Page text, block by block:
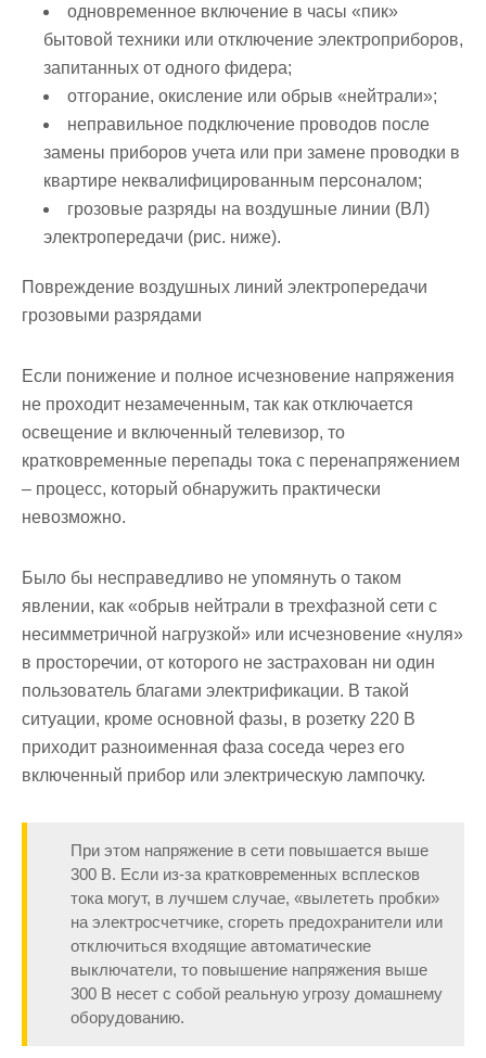
одновременное включение в часы «пик»
бытовой техники или отключение электроприборов,
запитанных от одного фидера;
отгорание, окисление или обрыв «нейтрали»;
неправильное подключение проводов после
замены приборов учета или при замене проводки в
квартире неквалифицированным персоналом;
грозовые разряды на воздушные линии (ВЛ)
электропередачи (рис. ниже).
Повреждение воздушных линий электропередачи
грозовыми разрядами
Если понижение и полное исчезновение напряжения
не проходит незамеченным, так как отключается
освещение и включенный телевизор, то
кратковременные перепады тока с перенапряжением
– процесс, который обнаружить практически
невозможно.
Было бы несправедливо не упомянуть о таком
явлении, как «обрыв нейтрали в трехфазной сети с
несимметричной нагрузкой» или исчезновение «нуля»
в просторечии, от которого не застрахован ни один
пользователь благами электрификации. В такой
ситуации, кроме основной фазы, в розетку 220 В
приходит разноименная фаза соседа через его
включенный прибор или электрическую лампочку.
При этом напряжение в сети повышается выше
300 В. Если из-за кратковременных всплесков
тока могут, в лучшем случае, «вылететь пробки»
на электросчетчике, сгореть предохранители или
отключиться входящие автоматические
выключатели, то повышение напряжения выше
300 В несет с собой реальную угрозу домашнему
оборудованию.